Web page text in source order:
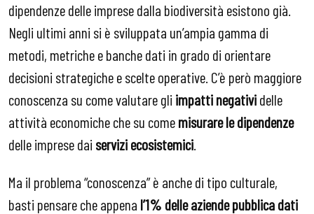
dipendenze delle imprese dalla biodiversità esistono già.
Negli ultimi anni si è sviluppata un’ampia gamma di
metodi, metriche e banche dati in grado di orientare
decisioni strategiche e scelte operative. C’è però maggiore
conoscenza su come valutare gli impatti negatividelle
attività economiche che su comemisurare le dipendenze
delle imprese dai servizi ecosistemici.
Ma il problema “conoscenza” è anche di tipo culturale,
basti pensare che appena l’1% delle aziende pubblica dati